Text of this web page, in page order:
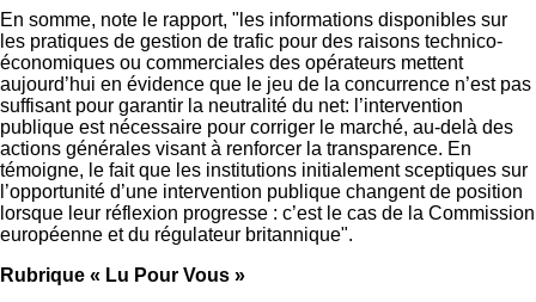
En somme, note le rapport, "les informations disponibles sur
les pratiques de gestion de trafic pour des raisons technico-
économiques ou commerciales des opérateurs mettent
aujourd’hui en évidence que le jeu de la concurrence n’est pas
suffisant pour garantir la neutralité du net: l’intervention
publique est nécessaire pour corriger le marché, au-delà des
actions générales visant à renforcer la transparence. En
témoigne, le fait que les institutions initialement sceptiques sur
l’opportunité d’une intervention publique changent de position
lorsque leur réflexion progresse : c’est le cas de la Commission
européenne et du régulateur britannique".
Rubrique « Lu Pour Vous »